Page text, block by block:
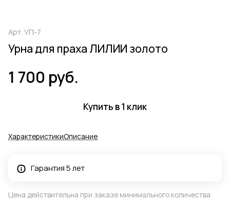
Арт. УП-7
Урна для праха ЛИЛИИ золото
1 700 руб.
Купить в 1 клик
ХарактеристикиОписание
Гарантия 5 лет
Цена действительна при заказе минимального количества